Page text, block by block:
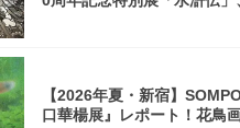
【2026年夏・新宿】
口華楊展』レポート！花鳥